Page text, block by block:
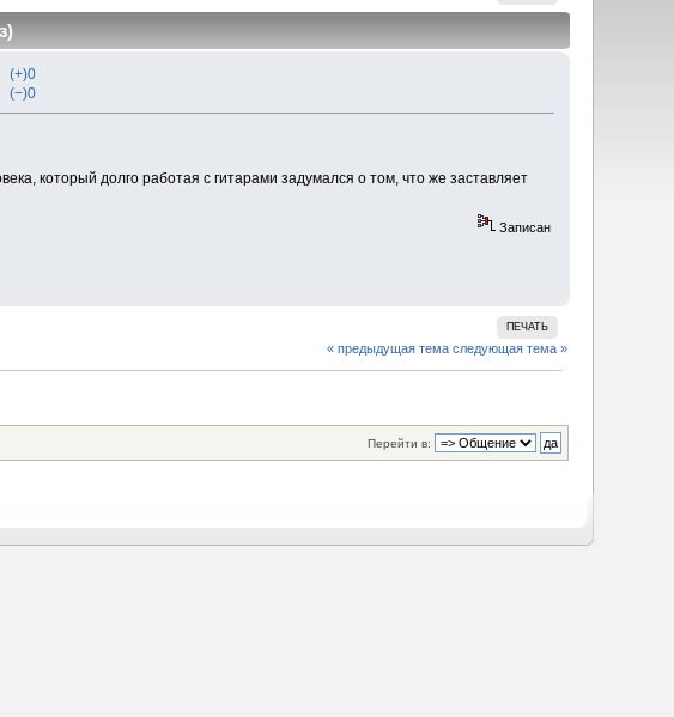
(+)0
(−)0
который долго работая с гитарами задумался о том, что же заставляет
Записан
ПЕЧАТЬ
« предыдущая тема следующая тема »
Перейти в: